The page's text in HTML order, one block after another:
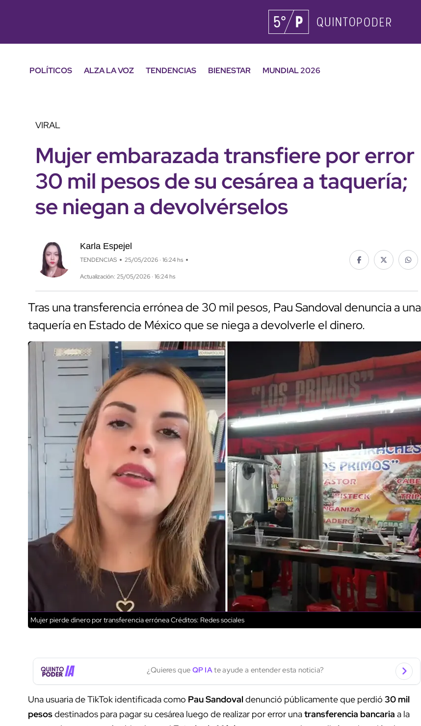
POLÍTICOS ALZA LA VOZ TENDENCIAS BIENESTAR
MUNDIAL 2026
VIRAL
Mujer embarazada transfiere por error
30 mil pesos de su cesárea a taquería;
se niegan a devolvérselos
Karla Espejel
TENDENCIAS 25/05/2026 · 16:24 hs
Actualización: 25/05/2026 · 16:24 hs
Tras una transferencia errónea de 30 mil pesos, Pau Sandoval denuncia a una
taquería en Estado de México que se niega a devolverle el dinero.
Mujer pierde dinero por transferencia erróneaCréditos: Redes sociales
¿Quieres que QP IAte ayude a entender esta noticia?
Una usuaria de TikTok identificada como Pau Sandovaldenunció públicamente que perdió 30 mil
pesosdestinados para pagar su cesárea luego de realizar por error unatransferencia bancaria a la